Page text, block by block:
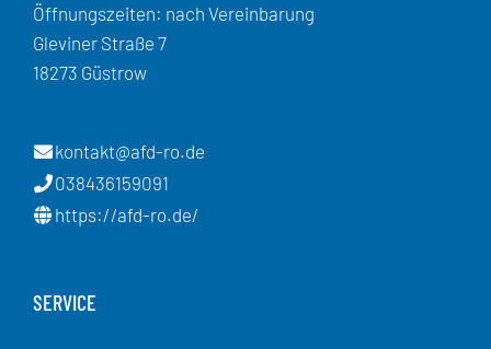
Öffnungszeiten: nach Vereinbarung
Gleviner Straße 7
18273 Güstrow
kontakt@afd-ro.de
038436159091
https://afd-ro.de/
SERVICE